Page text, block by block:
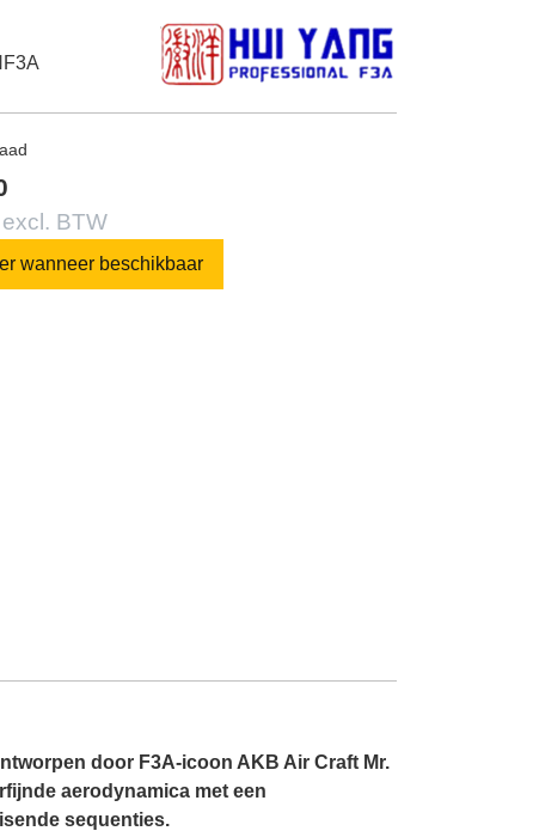
BTW
wanneer beschikbaar
door F3A-icoon AKB Air Craft Mr.
aerodynamica met een
sequenties.